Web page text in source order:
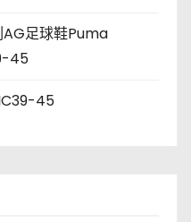
足球鞋Puma
45
45